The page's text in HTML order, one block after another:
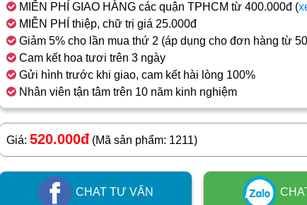
MIỄN PHÍ GIAO HÀNG các quận TPHCM từ 400.000đ (
MIỄN PHÍ thiệp, chữ trị giá 25.000đ
Giảm 5% cho lần mua thứ 2 (áp dụng cho đơn hàng từ
Cam kết hoa tươi trên 3 ngày
Gửi hình trước khi giao, cam kết hài lòng 100%
Nhân viên tận tâm trên 10 năm kinh nghiệm
Giá: 520.000đ (Mã sản phẩm: 1211)
CHAT TƯ VẤN